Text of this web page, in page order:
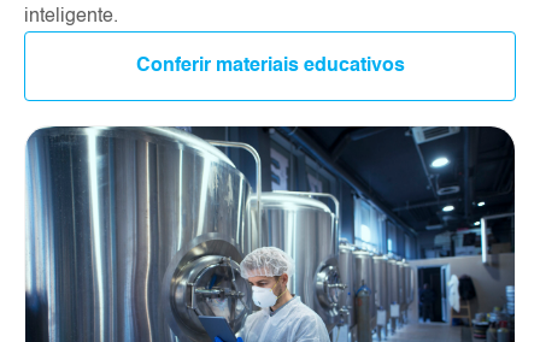
inteligente.
Conferir materiais educativos